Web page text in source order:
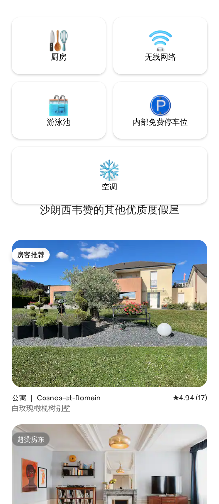
每间客房均为独立的爱彼迎房源。 禁止携
墙，欣赏风景。
厨房 无线网络
游泳池 内部免费停车位
空调
沙朗西韦赞的其他优质度假屋
房客推荐
房客推荐
公寓 ｜ Cosnes-et-Romain 平均评分
4.94 (17)
白玫瑰橄榄树别墅
超赞房东
超赞房东